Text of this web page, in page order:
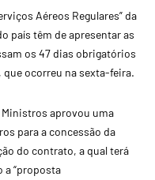
Aéreos Regulares” da
país têm de apresentar as
os 47 dias obrigatórios
ocorreu na sexta-feira.
Ministros aprovou uma
para a concessão da
do contrato, a qual terá
“proposta